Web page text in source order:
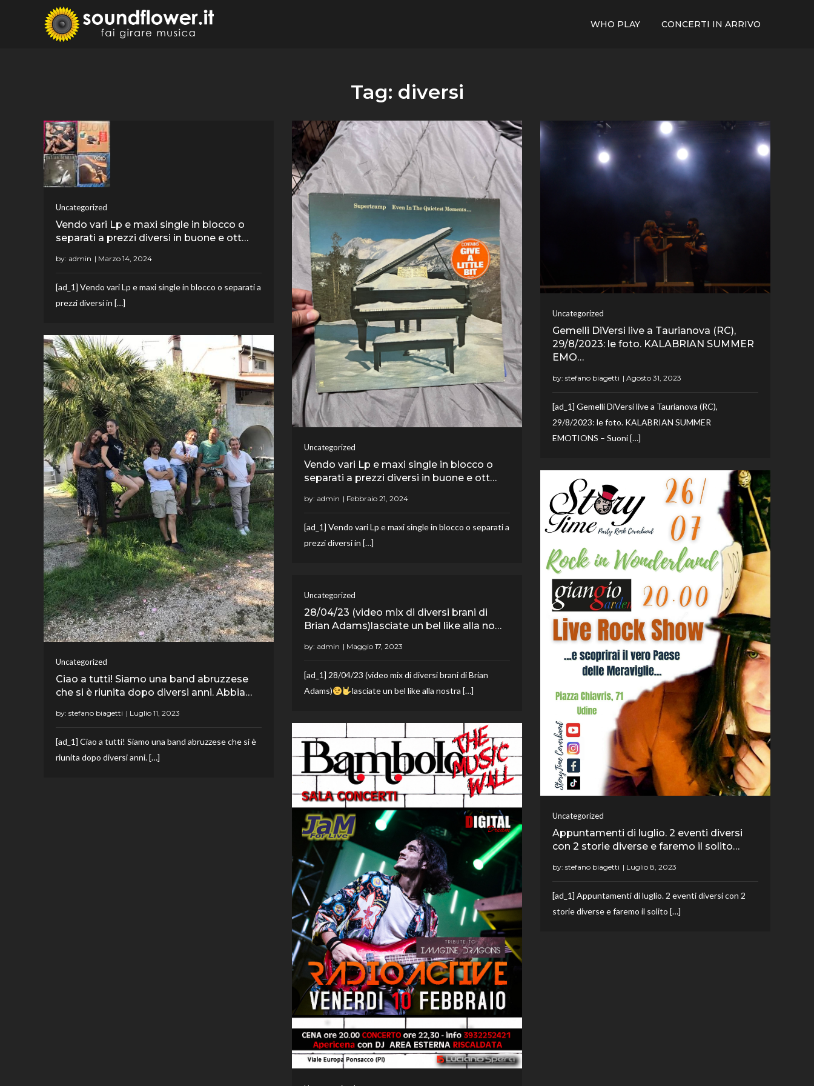
WHO PLAY CONCERTI IN ARRIVO
Tag: diversi
Uncategorized
Vendo vari Lp e maxi single in blocco o
separati a prezzi diversi in buone e ott…
by: admin
[ad_1] Vendo vari Lp e maxi single in blocco o separati a
prezzi diversi in […]
Uncategorized
Vendo vari Lp e maxi single in blocco o
separati a prezzi diversi in buone e ott…
by: admin
[ad_1] Vendo vari Lp e maxi single in blocco o separati a
prezzi diversi in […]
Uncategorized
Gemelli DiVersi live a Taurianova (RC),
29/8/2023: le foto. KALABRIAN SUMMER
EMO…
by: stefano biagetti
[ad_1] Gemelli DiVersi live a Taurianova (RC),
29/8/2023: le foto. KALABRIAN SUMMER
EMOTIONS – Suoni […]
Uncategorized
Ciao a tutti! Siamo una band abruzzese
che si è riunita dopo diversi anni. Abbia…
by: stefano biagetti
[ad_1] Ciao a tutti! Siamo una band abruzzese che si è
riunita dopo diversi anni. […]
Uncategorized
Appuntamenti di luglio. 2 eventi diversi
con 2 storie diverse e faremo il solito…
by: stefano biagetti
[ad_1] Appuntamenti di luglio. 2 eventi diversi con 2
storie diverse e faremo il solito […]
Uncategorized
28/04/23 (video mix di diversi brani di
Brian Adams)lasciate un bel like alla no…
by: admin
[ad_1] 28/04/23 (video mix di diversi brani di Brian
Adams)
lasciate un bel like alla nostra […]